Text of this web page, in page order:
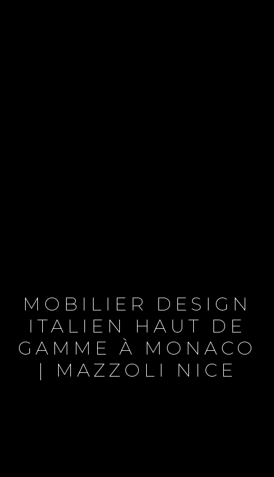
MOBILIER DESIGN
ITALIEN HAUT DE
GAMME À MONACO
| MAZZOLI NICE